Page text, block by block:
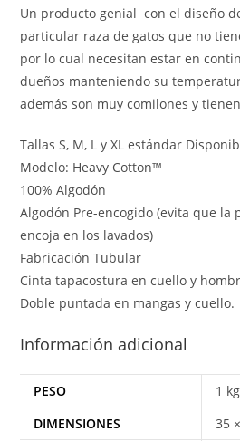
Un producto genial con el diseño
particular raza de gatos que no
por lo cual necesitan estar en
dueños manteniendo su
además son muy comilones y
Tallas S, M, L y XL estándar
Modelo: Heavy Cotton™
100% Algodón
Algodón Pre-encogido (evita que la
encoja en los lavados)
Fabricación Tubular
Cinta tapacostura en cuello y
Doble puntada en mangas y cuello.
Información adicional
PESO
1 kg
DIMENSIONES
35